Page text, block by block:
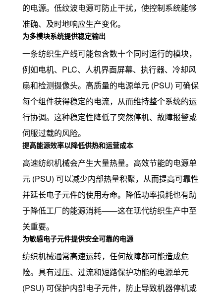
的电源。低纹波电源可防止干扰，使控制系统能够
准确、及时地响应生产变化。
为多模块系统提供稳定输出
一条纺织生产线可能包含数十个同时运行的模块，
例如电机、PLC、人机界面屏幕、执行器、冷却风
扇和检测摄像头。高质量的电源单元 (PSU) 可确保
每个组件获得稳定的电流，从而维持整个系统的运
行协调。这种稳定性降低了突然停机、故障报警或
伺服过载的风险。
提高能源效率以降低供热和运营成本
高速纺织机械会产生大量热量。高效节能的电源单
元 (PSU) 可以减少内部热量积聚，从而提高可靠性
并延长电子元件的使用寿命。降低功率损耗也有助
于降低工厂的能源消耗——这在现代纺织生产中至
关重要。
为敏感电子元件提供安全可靠的电源
纺织机械通常高速运转，任何故障都可能造成危
险。具有过压、过流和短路保护功能的电源单元
(PSU) 可保护内部电子元件，防止导致机器停机或